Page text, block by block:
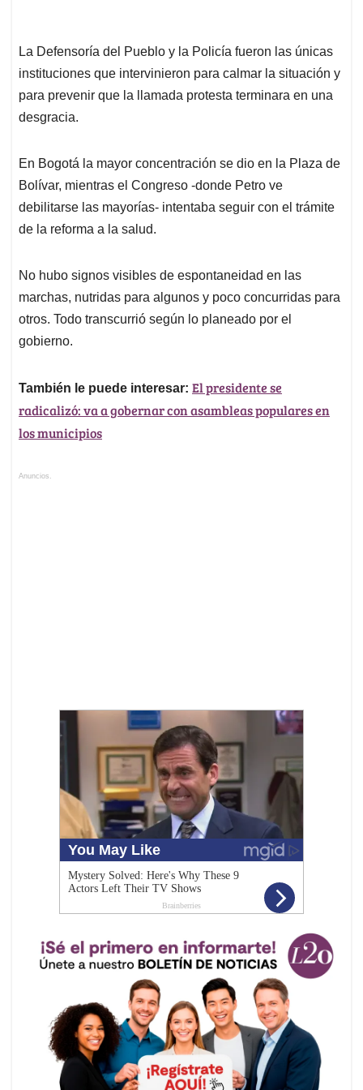
debilitarse las mayorías- intentaba seguir con el trámite
de la reforma a la salud.
No hubo signos visibles de espontaneidad en las
otros. Todo transcurrió según lo planeado por el
gobierno.
También le puede interesar:
los municipios
Anuncios.